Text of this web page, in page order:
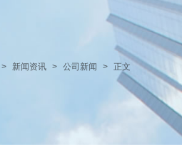
> 新闻资讯 > 公司新闻 > 正文